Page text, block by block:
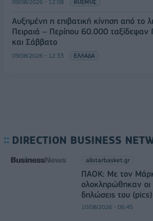
09/08/2026 - 12:08 ΚΟΣΜΟΣ
Αυξημένη η επιβατική κίνηση από το
Πειραιά – Περίπου 60.000
και Σάββατο
09/08/2026 - 12:33 ΕΛΛΑΔΑ
DIRECTION BUSINESS
allstarbasket.gr
ΠΑΟΚ: Με τον
ολοκληρώθηκαν οι
δηλώσεις του (pics)
10/08/2026 - 06:45